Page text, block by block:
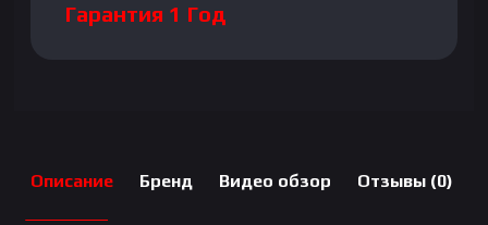
Гарантия 1 Год
Описание Бренд Видео обзор Отзывы (0)